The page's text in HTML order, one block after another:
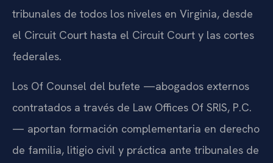
tribunales de todos los niveles en Virginia, desde
el Circuit Court hasta el Circuit Court y las cortes
federales.
Los Of Counsel del bufete —abogados externos
contratados a través de Law Offices Of SRIS, P.C.
— aportan formación complementaria en derecho
de familia, litigio civil y práctica ante tribunales de